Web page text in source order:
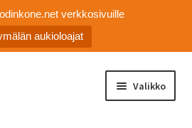
verkkosivuille
aukioloajat
Valikko